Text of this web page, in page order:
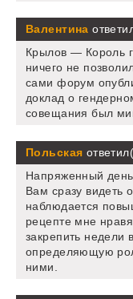
Валентина
Крылов — Король
ничего не
сами форум
доклад о
совещания был
Польская
Напряженный день
Вам сразу видеть
наблюдается
рецепте мне
закрепить недели
определяющую
ними.